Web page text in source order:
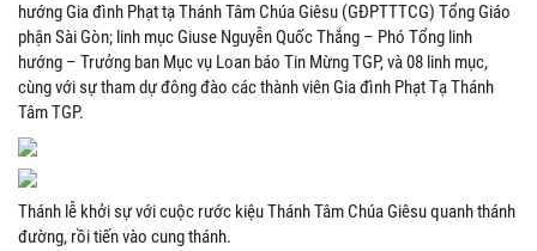
hướng Gia đình Phạt tạ Thánh Tâm Chúa Giêsu (GĐPTTTCG) Tổng Giáo
phận Sài Gòn; linh mục Giuse Nguyễn Quốc Thắng – Phó Tổng linh
hướng – Trưởng ban Mục vụ Loan báo Tin Mừng TGP, và 08 linh mục,
cùng với sự tham dự đông đào các thành viên Gia đình Phạt Tạ Thánh
Tâm TGP.
Thánh lễ khởi sự với cuộc rước kiệu Thánh Tâm Chúa Giêsu quanh thánh
đường, rồi tiến vào cung thánh.